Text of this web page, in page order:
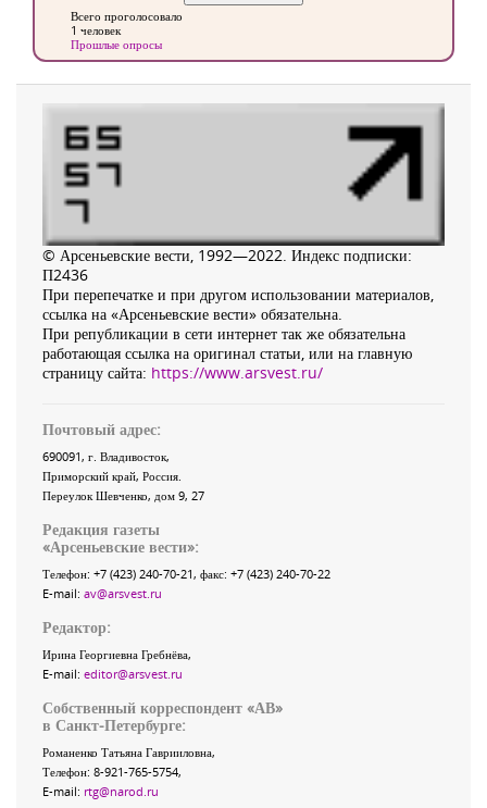
Всего проголосовало
1 человек
Прошлые опросы
© Арсеньевские вести, 1992—2022. Индекс подписки:
П2436
При перепечатке и при другом использовании материалов,
ссылка на «Арсеньевские вести» обязательна.
При републикации в сети интернет так же обязательна
работающая ссылка на оригинал статьи, или на главную
страницу сайта: https://www.arsvest.ru/
Почтовый адрес:
690091, г. Владивосток,
Приморский край, Россия
Переулок Шевченко, дом 9, 27
Редакция газеты
«Арсеньевские вести»:
Телефон: +7 (423) 240-70-21, факс: +7 (423) 240-70-22
E-mail: av@arsvest.ru
Редактор:
Ирина Георгиевна Гребнёва,
E-mail: editor@arsvest.ru
Собственный корреспондент «АВ»
в Санкт-Петербурге:
Романенко Татьяна Гаврииловна,
Телефон: 8-921-765-5754,
E-mail: rtg@narod.ru